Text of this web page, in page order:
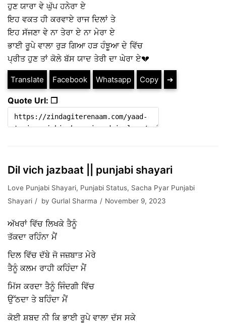
ਹੁਣ ਯਾਰਾ ਵੇ ਘੁੱਪ ਹਨੇਰਾ ਏ
ਇਹ ਵਕਤ ਹੀ ਕਰਵਾਏ ਰਾਜ ਦਿਲਾਂ ਤੇ
ਇਹ ਸੱਜਣਾ ਵੇ ਨਾ ਤੇਰਾ ਏ ਨਾ ਮੇਰਾ ਏ
ਭਾਈ ਰੂਪੇ ਵਾਲਾ ਰੁੜ ਗਿਆ ਹੜ ਹੰਝੂਆ ਦੇ ਵਿੱਚ
ਪ੍ਰੀਤ ਹੁਣ ਤਾਂ ਕੋਲੇ ਬੱਸ ਯਾਦ ਤੇਰੀ ਦਾ ਘੇਰਾ ਏ💔
Translate Facebook Whatsapp Copy ➔
Quote Url: ❐
Dil vich jazbaat || punjabi shayari
Love Punjabi Shayari, Punjabi Status, Sacha Pyar Punjabi
Shayari
by Gurlal Sharma November 9, 2023
ਅੱਖਰਾਂ ਵਿੱਚ ਲਿਖਕੇ ਤੈਨੂੰ
ਤੱਕਦਾ ਰਹਿੰਨਾ ਮੈਂ
ਦਿਲ ਵਿੱਚ ਦੱਬੇ ਜੋ ਜਜ਼ਬਾਤ ਮੇਰੇ
ਤੈਨੂੰ ਕਲਮ ਰਾਹੀ ਕਹਿੰਦਾ ਮੈਂ
ਮਿੱਸ ਕਰਦਾ ਤੈਨੂੰ ਜਿੰਦਗੀ ਵਿੱਚ
ਉੱਠਦਾ ਤੇ ਬਹਿੰਦਾ ਮੈਂ
ਕੋਈ ਸ਼ਬਦ ਨੀ ਕਿ ਭਾਈ ਰੂਪੇ ਵਾਲਾ ਦੱਸ ਸਕੇ